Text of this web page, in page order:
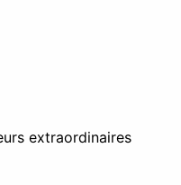
extraordinaires